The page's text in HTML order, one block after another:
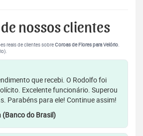
nossos clientes
reais de clientes sobreCoroas de Flores para Velório.
que recebi. O Rodolfo foi
Excelente funcionário. Superou
Parabéns para ele! Continue assim!
(Banco do Brasil)